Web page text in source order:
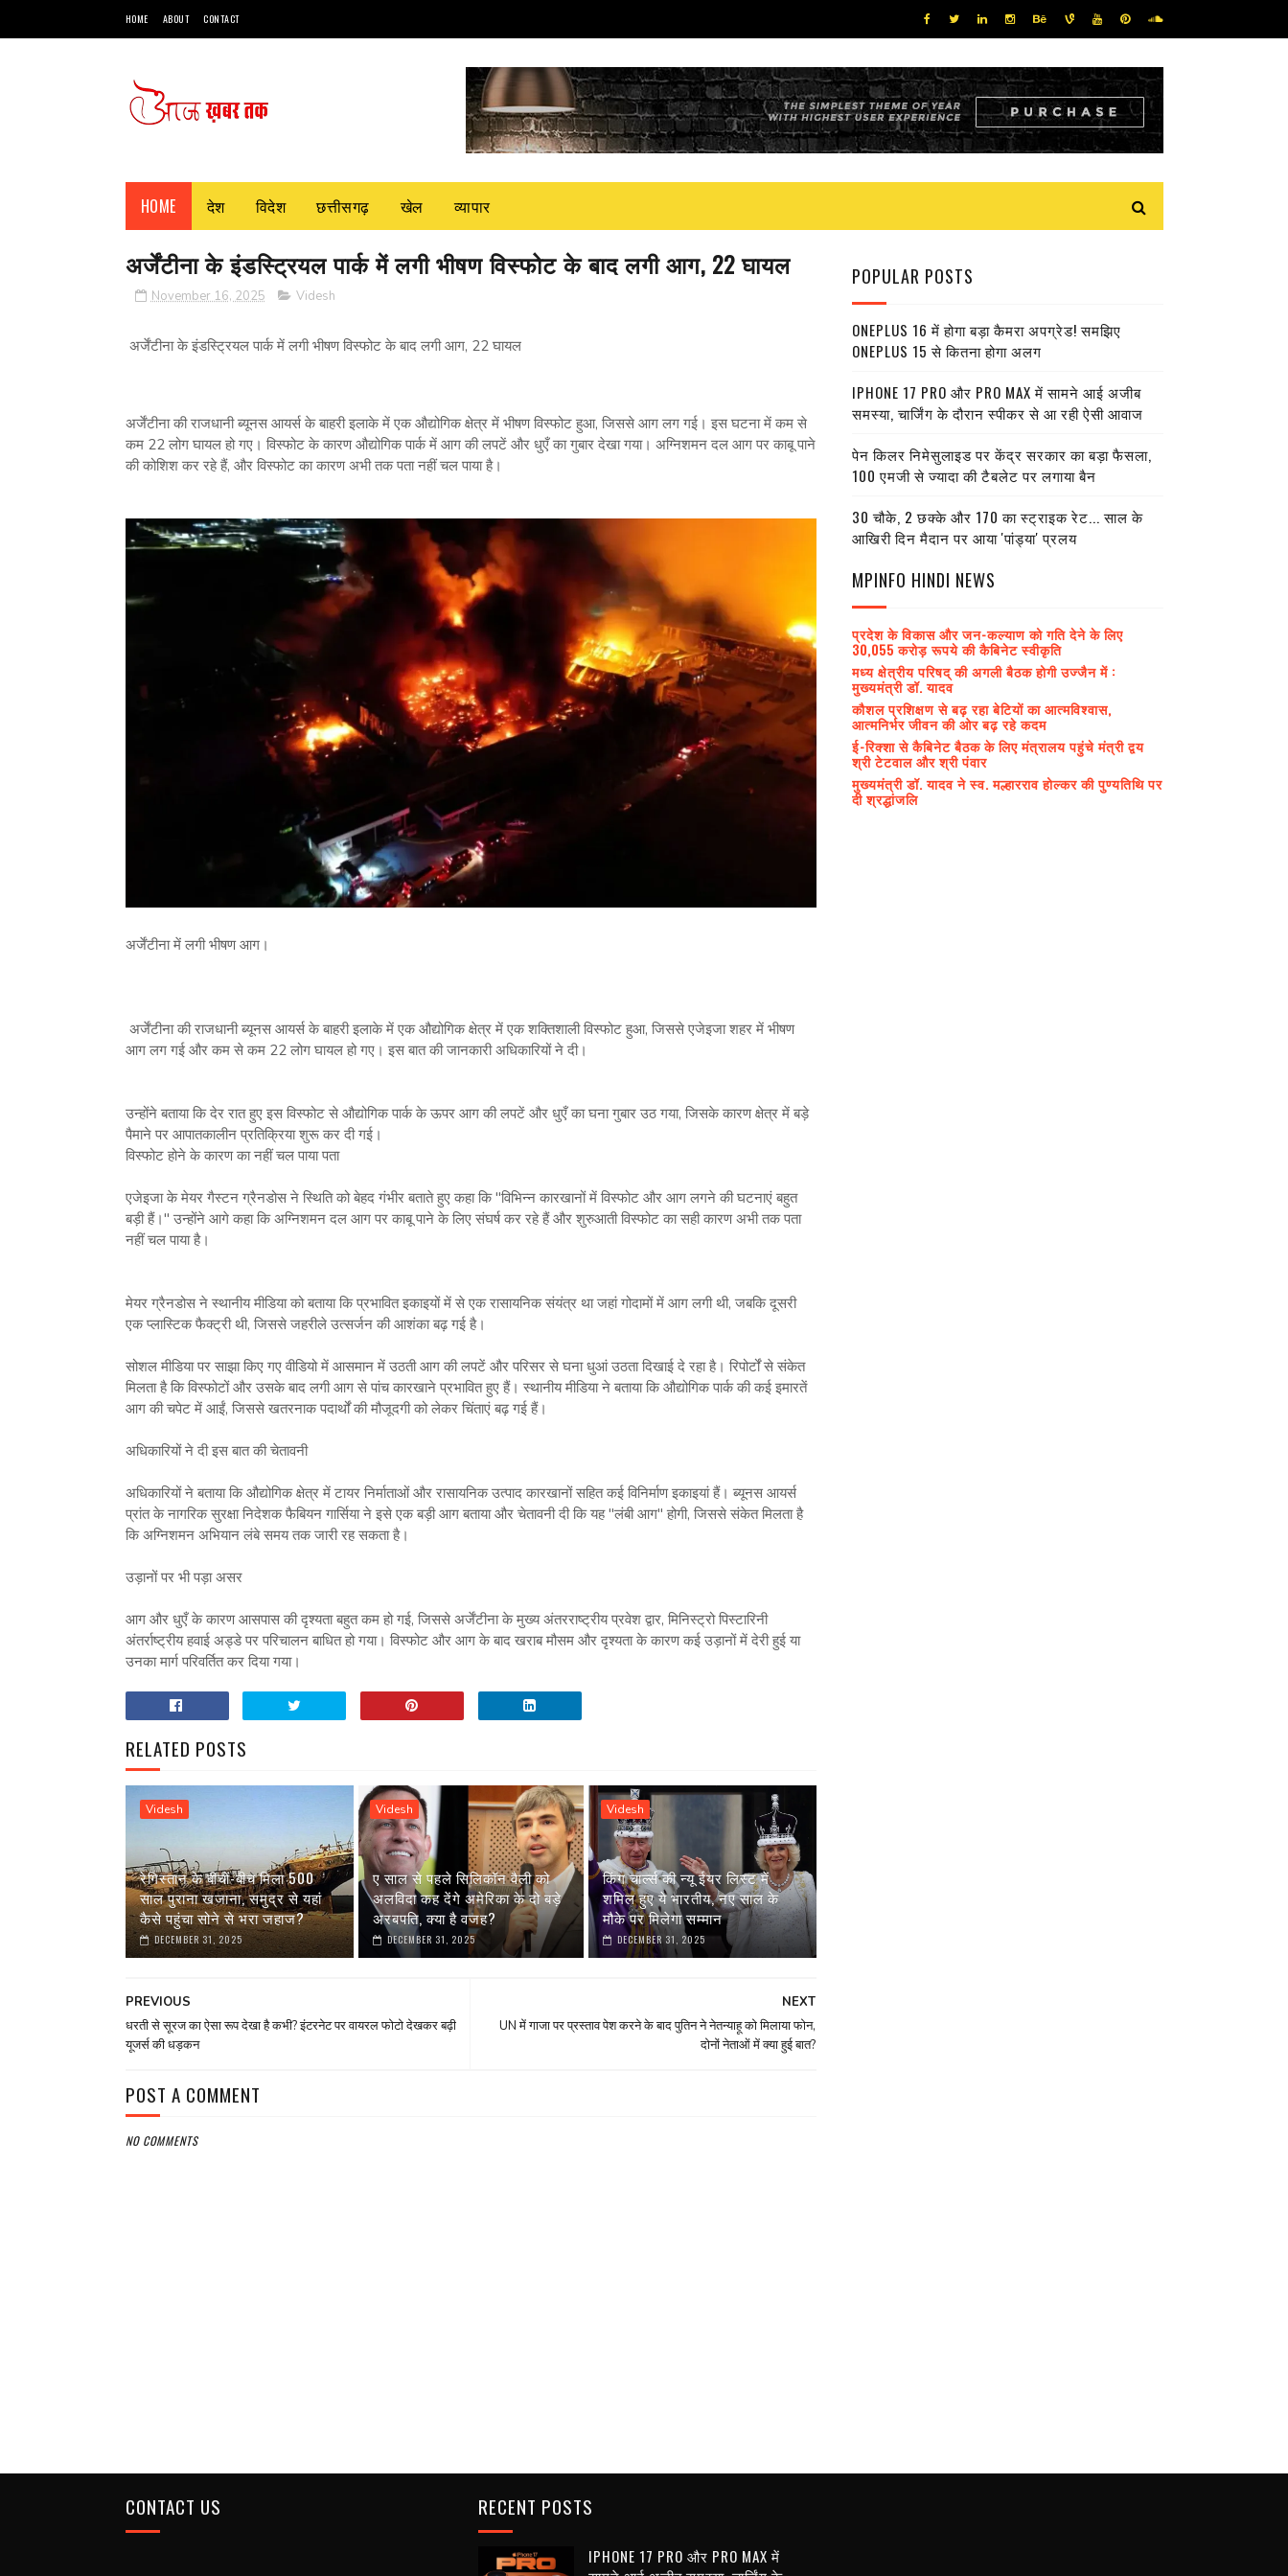
HOME ABOUT CONTACT
HOME देश विदेश छत्तीसगढ़ खेल व्यापार
अर्जेंटीना के इंडस्ट्रियल पार्क में लगी भीषण विस्फोट के बाद लगी आग, 22 घायल
November 16, 2025 Videsh
अर्जेंटीना के इंडस्ट्रियल पार्क में लगी भीषण विस्फोट के बाद लगी आग, 22 घायल
अर्जेंटीना की राजधानी ब्यूनस आयर्स के बाहरी इलाके में एक औद्योगिक क्षेत्र में भीषण विस्फोट हुआ, जिससे आग लग गई। इस घटना में कम से
कम 22 लोग घायल हो गए। विस्फोट के कारण औद्योगिक पार्क में आग की लपटें और धुएँ का गुबार देखा गया। अग्निशमन दल आग पर काबू पाने
की कोशिश कर रहे हैं, और विस्फोट का कारण अभी तक पता नहीं चल पाया है।
अर्जेंटीना में लगी भीषण आग।
अर्जेंटीना की राजधानी ब्यूनस आयर्स के बाहरी इलाके में एक औद्योगिक क्षेत्र में एक शक्तिशाली विस्फोट हुआ, जिससे एजेइजा शहर में भीषण
आग लग गई और कम से कम 22 लोग घायल हो गए। इस बात की जानकारी अधिकारियों ने दी।
उन्होंने बताया कि देर रात हुए इस विस्फोट से औद्योगिक पार्क के ऊपर आग की लपटें और धुएँ का घना गुबार उठ गया, जिसके कारण क्षेत्र में बड़े
पैमाने पर आपातकालीन प्रतिक्रिया शुरू कर दी गई।
विस्फोट होने के कारण का नहीं चल पाया पता
एजेइजा के मेयर गैस्टन ग्रैनडोस ने स्थिति को बेहद गंभीर बताते हुए कहा कि "विभिन्न कारखानों में विस्फोट और आग लगने की घटनाएं बहुत
बड़ी हैं।" उन्होंने आगे कहा कि अग्निशमन दल आग पर काबू पाने के लिए संघर्ष कर रहे हैं और शुरुआती विस्फोट का सही कारण अभी तक पता
नहीं चल पाया है।
मेयर ग्रैनडोस ने स्थानीय मीडिया को बताया कि प्रभावित इकाइयों में से एक रासायनिक संयंत्र था जहां गोदामों में आग लगी थी, जबकि दूसरी
एक प्लास्टिक फैक्ट्री थी, जिससे जहरीले उत्सर्जन की आशंका बढ़ गई है।
सोशल मीडिया पर साझा किए गए वीडियो में आसमान में उठती आग की लपटें और परिसर से घना धुआं उठता दिखाई दे रहा है। रिपोर्टों से संकेत
मिलता है कि विस्फोटों और उसके बाद लगी आग से पांच कारखाने प्रभावित हुए हैं। स्थानीय मीडिया ने बताया कि औद्योगिक पार्क की कई इमारतें
आग की चपेट में आईं, जिससे खतरनाक पदार्थों की मौजूदगी को लेकर चिंताएं बढ़ गई हैं।
अधिकारियों ने दी इस बात की चेतावनी
अधिकारियों ने बताया कि औद्योगिक क्षेत्र में टायर निर्माताओं और रासायनिक उत्पाद कारखानों सहित कई विनिर्माण इकाइयां हैं। ब्यूनस आयर्स
प्रांत के नागरिक सुरक्षा निदेशक फैबियन गार्सिया ने इसे एक बड़ी आग बताया और चेतावनी दी कि यह "लंबी आग" होगी, जिससे संकेत मिलता है
कि अग्निशमन अभियान लंबे समय तक जारी रह सकता है।
उड़ानों पर भी पड़ा असर
आग और धुएँ के कारण आसपास की दृश्यता बहुत कम हो गई, जिससे अर्जेंटीना के मुख्य अंतरराष्ट्रीय प्रवेश द्वार, मिनिस्ट्रो पिस्टारिनी
अंतर्राष्ट्रीय हवाई अड्डे पर परिचालन बाधित हो गया। विस्फोट और आग के बाद खराब मौसम और दृश्यता के कारण कई उड़ानों में देरी हुई या
उनका मार्ग परिवर्तित कर दिया गया।
RELATED POSTS
Videsh
रेगिस्तान के बीचों-बीच मिला 500
साल पुराना खजाना, समुद्र से यहां
कैसे पहुंचा सोने से भरा जहाज?
DECEMBER 31, 2025
Videsh
ए साल से पहले सिलिकॉन वैली को
अलविदा कह देंगे अमेरिका के दो बड़े
अरबपति, क्या है वजह?
DECEMBER 31, 2025
Videsh
किंग चार्ल्स की न्यू ईयर लिस्ट में
शमिल हुए ये भारतीय, नए साल के
मौके पर मिलेगा सम्मान
DECEMBER 31, 2025
NEXT
UN में गाजा पर प्रस्ताव पेश करने के बाद पुतिन ने नेतन्याहू को मिलाया फोन,
दोनों नेताओं में क्या हुई बात?
PREVIOUS
धरती से सूरज का ऐसा रूप देखा है कभी? इंटरनेट पर वायरल फोटो देखकर बढ़ी
यूजर्स की धड़कन
POST A COMMENT
NO COMMENTS
POPULAR POSTS
ONEPLUS 16 में होगा बड़ा कैमरा अपग्रेड! समझिए
ONEPLUS 15 से कितना होगा अलग
IPHONE 17 PRO और PRO MAX में सामने आई अजीब
समस्या, चार्जिंग के दौरान स्पीकर से आ रही ऐसी आवाज
पेन किलर निमेसुलाइड पर केंद्र सरकार का बड़ा फैसला,
100 एमजी से ज्यादा की टैबलेट पर लगाया बैन
30 चौके, 2 छक्के और 170 का स्ट्राइक रेट... साल के
आखिरी दिन मैदान पर आया 'पांड्या' प्रलय
MPINFO HINDI NEWS
प्रदेश के विकास और जन-कल्याण को गति देने के लिए
30,055 करोड़ रूपये की कैबिनेट स्वीकृति
मध्य क्षेत्रीय परिषद् की अगली बैठक होगी उज्जैन में :
मुख्यमंत्री डॉ. यादव
कौशल प्रशिक्षण से बढ़ रहा बेटियों का आत्मविश्वास,
आत्मनिर्भर जीवन की ओर बढ़ रहे कदम
ई-रिक्शा से कैबिनेट बैठक के लिए मंत्रालय पहुंचे मंत्री द्वय
श्री टेटवाल और श्री पंवार
मुख्यमंत्री डॉ. यादव ने स्व. मल्हारराव होल्कर की पुण्यतिथि पर
दी श्रद्धांजलि
CONTACT US RECENT POSTS
IPHONE 17 PRO और PRO MAX में